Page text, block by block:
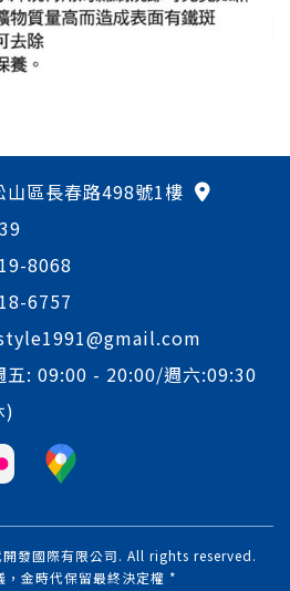
山區長春路498號1樓
8068
6757
五: 09:00 - 20:00/週六:09:30
)
發國際有限公司. All rights reserved.
，金時代保留最終決定權 *